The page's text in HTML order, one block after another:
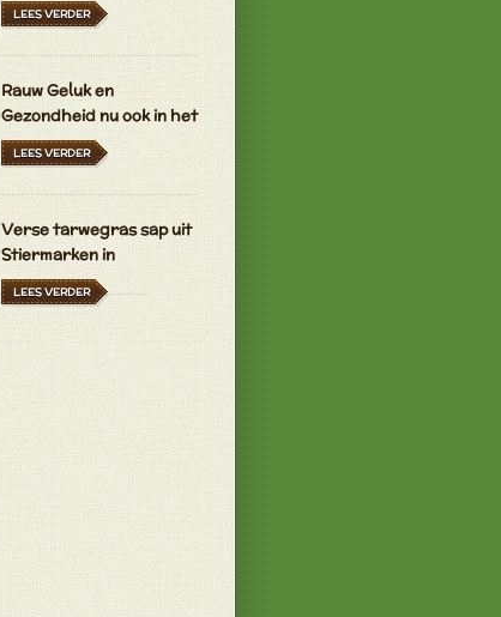
LEES VERDER
Rauw Geluk en
Gezondheid nu ook in het
Nederlands en
Hongaars
LEES VERDER
Verse tarwegras sap uit
Stiermarken in
Oostenrijk en Duitsland
LEES VERDER